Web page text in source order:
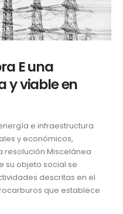
E una
y viable en
e infraestructura
y económicos,
resolución Miscelánea
su objeto social se
descritas en el
que establece